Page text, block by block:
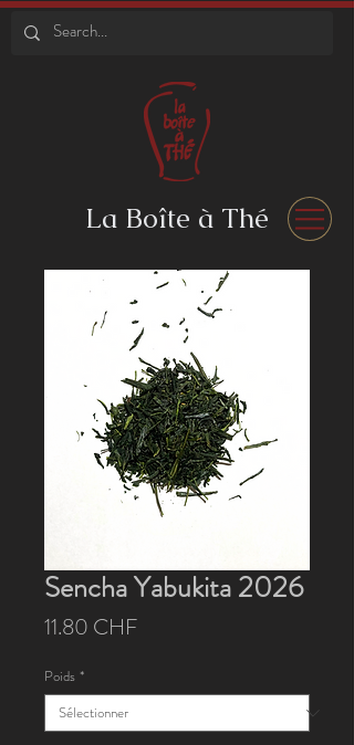
La Boîte à Thé
Sencha Yabukita 2026
11.80 CHFPrix
Poids *